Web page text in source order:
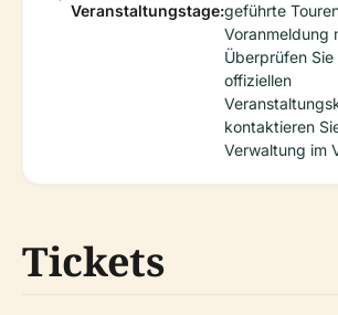
Veranstaltungstage:geführte
Voranmeldung
Überprüfen
offiziellen
kontaktieren
Verwaltung im
Tickets